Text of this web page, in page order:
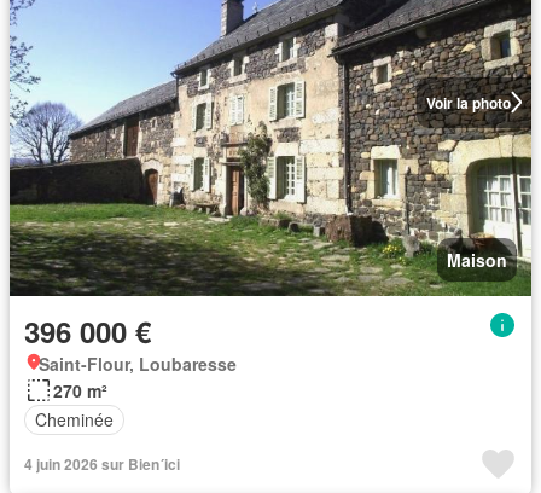
Voir la photo
Maison
396 000 €
Saint-Flour, Loubaresse
270 m²
Cheminée
4 juin 2026 sur Bien´ici